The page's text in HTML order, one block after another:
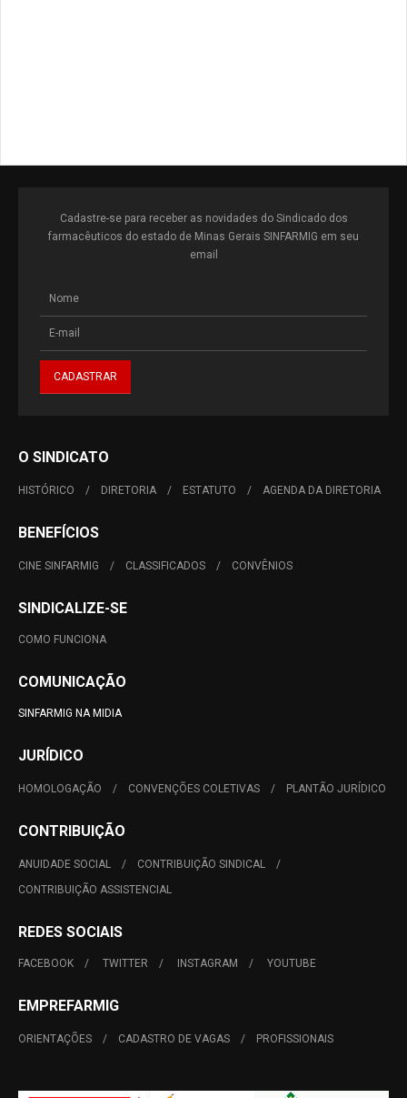
Cadastre-se para receber as novidades do Sindicado dos
farmacêuticos do estado de Minas Gerais SINFARMIG em seu
email
O SINDICATO
HISTÓRICO DIRETORIA ESTATUTO AGENDA DA DIRETORIA
BENEFÍCIOS
CINE SINFARMIG CLASSIFICADOS CONVÊNIOS
SINDICALIZE-SE
COMO FUNCIONA
COMUNICAÇÃO
SINFARMIG NA MIDIA
JURÍDICO
HOMOLOGAÇÃO CONVENÇÕES COLETIVAS PLANTÃO JURÍDICO
CONTRIBUIÇÃO
ANUIDADE SOCIAL
CONTRIBUIÇÃO SINDICAL
CONTRIBUIÇÃO ASSISTENCIAL
REDES SOCIAIS
FACEBOOK TWITTER INSTAGRAM YOUTUBE
EMPREFARMIG
ORIENTAÇÕES CADASTRO DE VAGAS PROFISSIONAIS